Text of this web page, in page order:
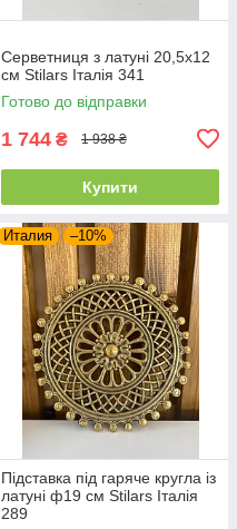
Серветниця з латуні 20,5х12
см Stilars Італія 341
Готово до відправки
1 744 ₴ 1 938 ₴
Купити
Италия –10%
Підставка під гаряче кругла із
латуні ф19 см Stilars Італія
289